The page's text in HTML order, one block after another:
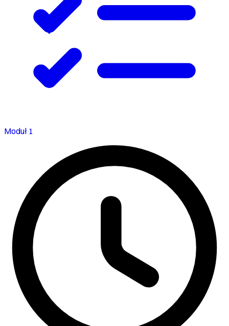
Moduł 1